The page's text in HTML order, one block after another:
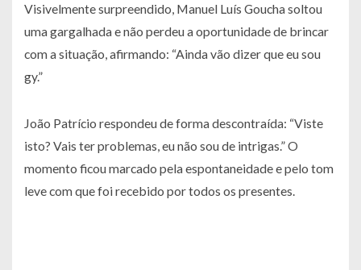
Visivelmente surpreendido, Manuel Luís Goucha soltou
uma gargalhada e não perdeu a oportunidade de brincar
com a situação, afirmando: “Ainda vão dizer que eu sou
gy.”
João Patrício respondeu de forma descontraída: “Viste
isto? Vais ter problemas, eu não sou de intrigas.” O
momento ficou marcado pela espontaneidade e pelo tom
leve com que foi recebido por todos os presentes.